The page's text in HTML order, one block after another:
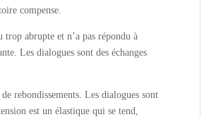
compense.
abrupte et n’a pas répondu à
Les dialogues sont des échanges
rebondissements. Les dialogues sont
est un élastique qui se tend,